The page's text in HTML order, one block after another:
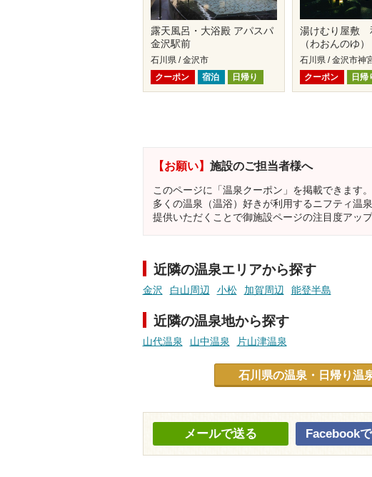
露天風呂・大浴殿 アパスパ
金沢駅前
石川県 / 金沢市
クーポン
宿泊 日帰り
湯けむり屋敷
（わおんのゆ）
石川県 / 金沢市神
クーポン
日帰
【お願い】 施設のご担当者様へ
このページに「温泉クーポン」を掲載できます。
多くの温泉（温浴）好きが利用するニフティ温
提供いただくことで御施設ページの注目度アッ
近隣の温泉エリアから探す
金沢 白山周辺 小松 加賀周辺 能登半島
近隣の温泉地から探す
山代温泉 山中温泉 片山津温泉
石川県の温泉・日帰り温
メールで送る Facebook